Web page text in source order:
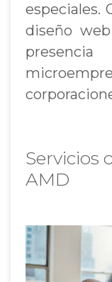
especiales.
diseño
Servicios
AMD